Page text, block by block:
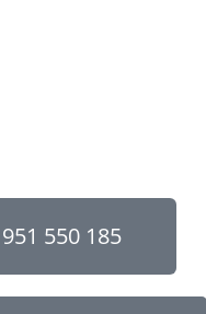
951 550 185